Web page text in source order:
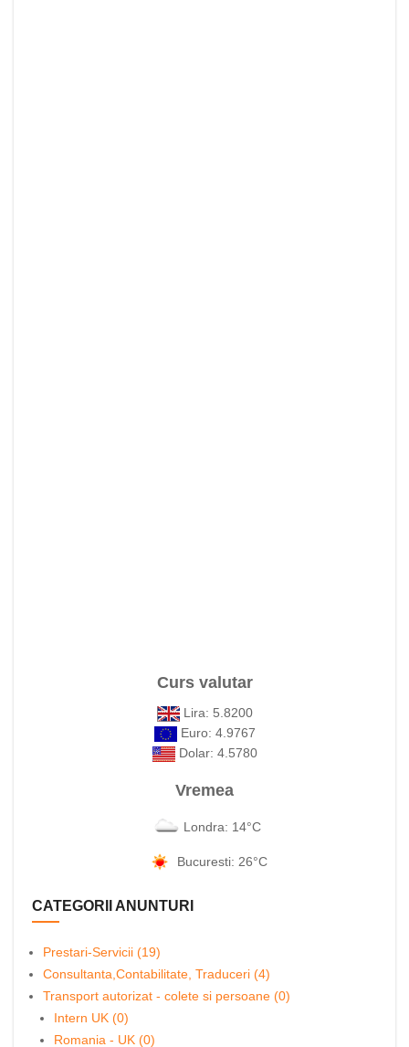
Curs valutar
Lira: 5.8200
Euro: 4.9767
Dolar: 4.5780
Vremea
Londra: 14°C
Bucuresti: 26°C
CATEGORII ANUNTURI
Prestari-Servicii (19)
Consultanta,Contabilitate, Traduceri (4)
Transport autorizat - colete si persoane (0)
Intern UK (0)
Romania - UK (0)